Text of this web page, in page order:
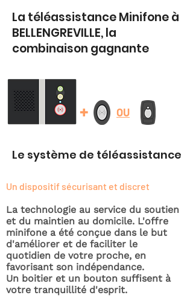
La téléassistance Minifone à
BELLENGREVILLE, la
combinaison gagnante
+ OU
Le système de téléassistance
Un dispositif sécurisant et discret
La technologie au service du soutien
et du maintien au domicile. L'offre
minifone a été conçue dans le but
d'améliorer et de faciliter le
quotidien de votre proche, en
favorisant son indépendance.
Un boitier et un bouton suffisent à
votre tranquillité d'esprit.